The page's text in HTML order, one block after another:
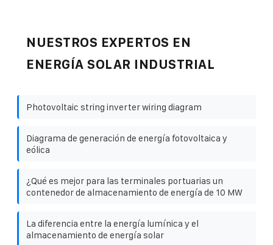
NUESTROS EXPERTOS EN
ENERGÍA SOLAR INDUSTRIAL
Photovoltaic string inverter wiring diagram
Diagrama de generación de energía fotovoltaica y
eólica
¿Qué es mejor para las terminales portuarias un
contenedor de almacenamiento de energía de 10 MW
La diferencia entre la energía lumínica y el
almacenamiento de energía solar